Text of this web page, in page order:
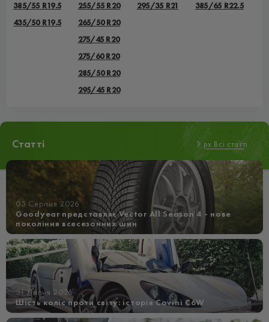
385/55 R19.5
435/50 R19.5
255/55 R20
265/50 R20
275/45 R20
275/60 R20
285/50 R20
295/45 R20
295/35 R21
385/65 R22.5
Статті px Всі статті
05 Серпня 2026
Goodyear представляє Vector All Season 4 - нове
покоління всесезонних шин
31 Липня 2026
Шість коліс проти світу: історія Covini C6W